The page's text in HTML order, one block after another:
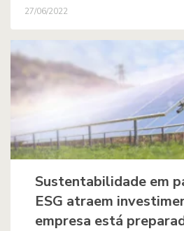
27/06/2022
Sustentabilidade em
ESG atraem
empresa está